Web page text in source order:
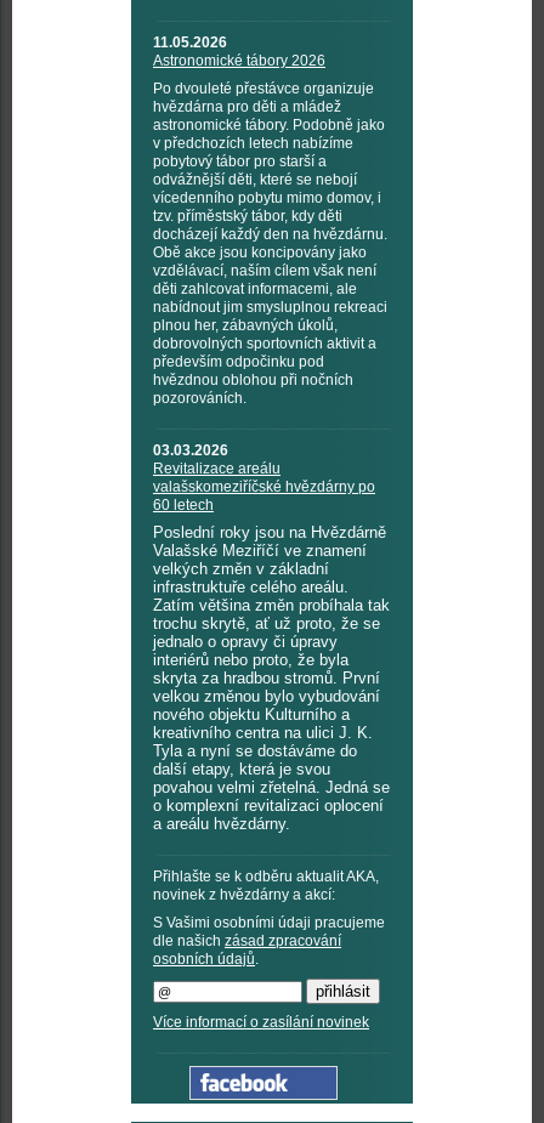
11.05.2026
Astronomické tábory 2026
Po dvouleté přestávce organizuje
hvězdárna pro děti a mládež
astronomické tábory. Podobně jako
v předchozích letech nabízíme
pobytový tábor pro starší a
odvážnější děti, které se nebojí
vícedenního pobytu mimo domov, i
tzv. příměstský tábor, kdy děti
docházejí každý den na hvězdárnu.
Obě akce jsou koncipovány jako
vzdělávací, naším cílem však není
děti zahlcovat informacemi, ale
nabídnout jim smysluplnou rekreaci
plnou her, zábavných úkolů,
dobrovolných sportovních aktivit a
především odpočinku pod
hvězdnou oblohou při nočních
pozorováních.
03.03.2026
Revitalizace areálu
valašskomeziříčské hvězdárny po
60 letech
Poslední roky jsou na Hvězdárně
Valašské Meziříčí ve znamení
velkých změn v základní
infrastruktuře celého areálu.
Zatím většina změn probíhala tak
trochu skrytě, ať už proto, že se
jednalo o opravy či úpravy
interiérů nebo proto, že byla
skryta za hradbou stromů. První
velkou změnou bylo vybudování
nového objektu Kulturního a
kreativního centra na ulici J. K.
Tyla a nyní se dostáváme do
další etapy, která je svou
povahou velmi zřetelná. Jedná se
o komplexní revitalizaci oplocení
a areálu hvězdárny.
Přihlašte se k odběru aktualit AKA,
novinek z hvězdárny a akcí:
S Vašimi osobními údaji pracujeme
dle našich zásad zpracování
osobních údajů.
Více informací o zasílání novinek